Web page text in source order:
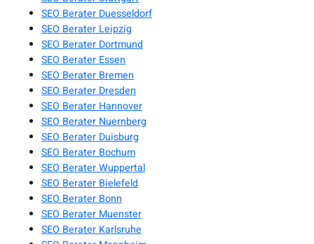
SEO Berater Duesseldorf
SEO Berater Leipzig
SEO Berater Dortmund
SEO Berater Essen
SEO Berater Bremen
SEO Berater Dresden
SEO Berater Hannover
SEO Berater Nuernberg
SEO Berater Duisburg
SEO Berater Bochum
SEO Berater Wuppertal
SEO Berater Bielefeld
SEO Berater Bonn
SEO Berater Muenster
SEO Berater Karlsruhe